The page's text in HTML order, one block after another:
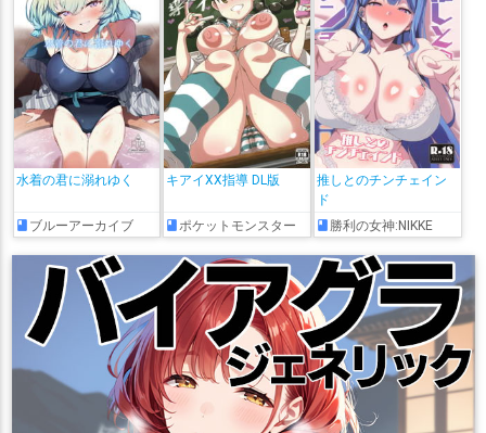
水着の君に溺れゆく
ブルーアーカイブ
キアイXX指導 DL版
ポケットモンスター
推しとのチンチェイン
ド
勝利の女神:NIKKE